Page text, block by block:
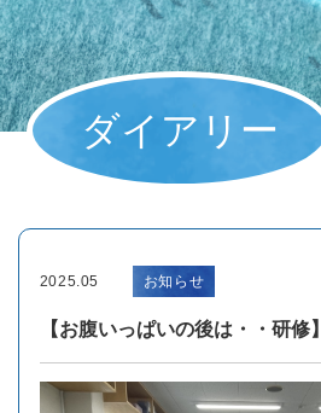
ダイアリー
2025.05 お知らせ
【お腹いっぱいの後は・・研修】